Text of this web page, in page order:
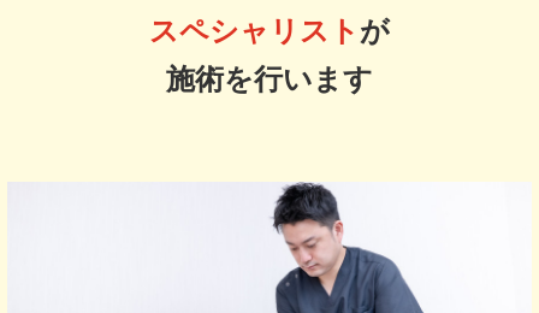
スペシャリスト が
施術を行います